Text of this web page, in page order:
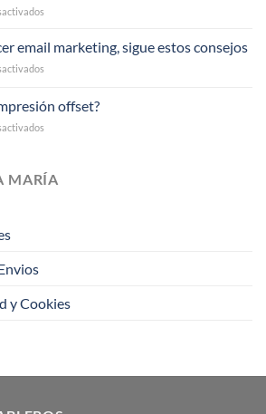
ejemplos
ambient
que
barreras
email marketing, sigue estos consejos
email
marketing,
consejos
offset?
la
impresión
MARÍA
y Cookies